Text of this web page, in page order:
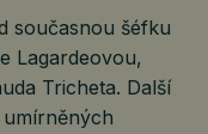
současnou šéfku
Lagardeovou,
Tricheta. Další